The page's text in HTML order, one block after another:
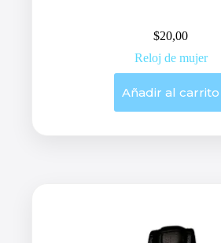
$20,00
Reloj de mujer
Añadir al carrito